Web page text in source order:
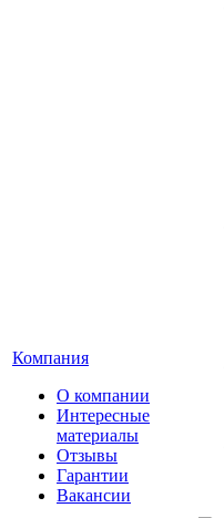
Компания
О компании
Интересные
материалы
Отзывы
Гарантии
Вакансии